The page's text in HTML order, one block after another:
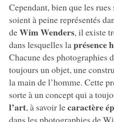
Cependant, bien que les
soient à peine représentés
deWim Wenders, il existe
dans lesquelles la présence
Chacune des photographies
toujours un objet, une
la main de l’homme. Cette
sorte à un concept qui a
l’art, à savoir lecaractère
dans les photographies de